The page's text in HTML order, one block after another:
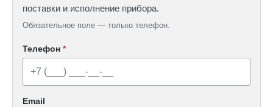
поставки и исполнение прибора.
Обязательное поле — только телефон.
Телефон *
Email